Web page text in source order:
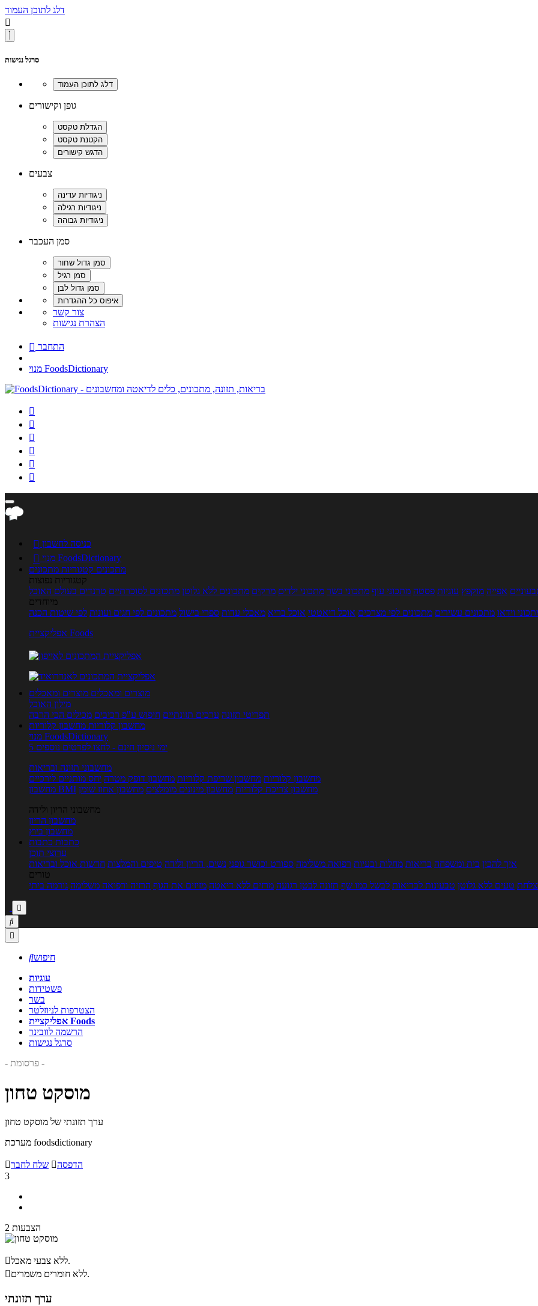
דלג לתוכן העמוד

סרגל נגישות
גופן וקישורים
צבעים
סמן העכבר
צור קשר
הצהרת נגישות
 התחבר
מנוי FoodsDictionary






 כניסה לחשבון

מנוי FoodsDictionary
מתכונים קטגוריות מתכונים
קטגוריות נפוצות
אפייה מוקפץ עוגיות פסטה מתכוני עוף מתכוני בשר מתכוני ילדים מרקים מתכונים ללא גלוטן מתכונים לסוכרתיים טרנדים בעולם האוכל
מיוחדים
וידאו מתכונים עשירים מתכונים לפי מצרכים אוכל דיאטטי אוכל בריא מאכלי עדות ספרי בישול מתכונים לפי חגים ועונות לפי שיטות הכנה
אפליקציית Foods
מוצרים ומאכלים מוצרים ומאכלים
מילון האוכל
תפריטי תזונה ערכים תזונתיים חיפוש ע"פ רכיבים מכילים הכי הרבה
מחשבון קלוריות מחשבון קלוריות
מנוי FoodsDictionary
5 ימי ניסיון חינם - לחצו לפרטים נוספים
מחשבוני תזונה ובריאות
מחשבון קלוריות מחשבון שריפת קלוריות מחשבון דופק מטרה יחס מותניים לירכיים
מחשבון BMI
מחשבון צריכת קלוריות מחשבון מינונים מומלצים מחשבון אחוז שומן
מחשבוני הריון ולידה
מחשבון הריון
מחשבון ביוץ
כתבות כתבות
ערוצי תוכן
איך להכין בית ומשפחה בריאות מחלות ובעיות רפואה משלימה ספורט וכושר גופני נשים, הריון ולידה טיפים והמלצות חדשות אוכל ובריאות
טורים
טעים ללא גלוטן טבעונות לבריאות לבשל כמו שף תזונה לבטן רגועה מרזים ללא דיאטה מזיזים את הגוף הרזיה ורפואה משלימה גורמה ביתי



חיפוש
עוגיות
פשטידות
בשר
הצטרפות לניוזלטר
אפליקציית Foods
הרשמה לוובינר
סרגל נגישות
- פרסומת -
מוסקט טחון
ערך תזונתי של מוסקט טחון
מערכת foodsdictionary
שלח לחבר הדפסה
3
2 הצבעות

ללא צבעי מאכל.

ללא חומרים משמרים.
ערך תזונתי